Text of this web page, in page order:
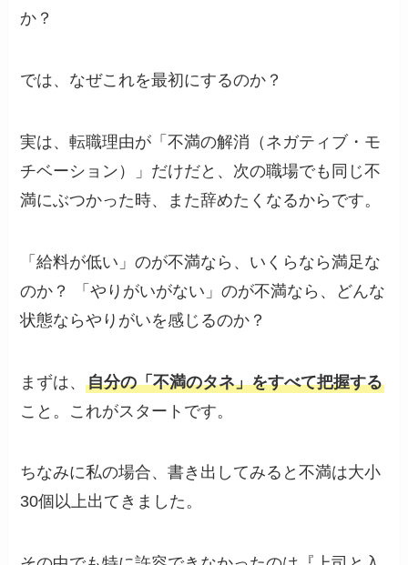
か？
では、なぜこれを最初にするのか？
実は、転職理由が「不満の解消（ネガティブ・モ
チベーション）」だけだと、次の職場でも同じ不
満にぶつかった時、また辞めたくなるからです。
「給料が低い」のが不満なら、いくらなら満足な
のか？ 「やりがいがない」のが不満なら、どんな
状態ならやりがいを感じるのか？
まずは、自分の「不満のタネ」をすべて把握する
こと。これがスタートです。
ちなみに私の場合、書き出してみると不満は大小
30個以上出てきました。